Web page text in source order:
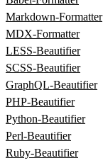
Markdown‑Formatter
MDX‑Formatter
LESS‑Beautifier
SCSS‑Beautifier
GraphQL‑Beautifier
PHP‑Beautifier
Python‑Beautifier
Perl‑Beautifier
Ruby‑Beautifier